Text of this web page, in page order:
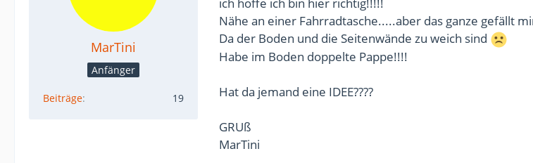
MarTini
Anfänger
Beiträge 19
Nähe an einer Fahrradtasche.....aber das ganze gefällt
Da der Boden und die Seitenwände zu weich sind
Habe im Boden doppelte Pappe!!!!
Hat da jemand eine IDEE????
GRUß
MarTini